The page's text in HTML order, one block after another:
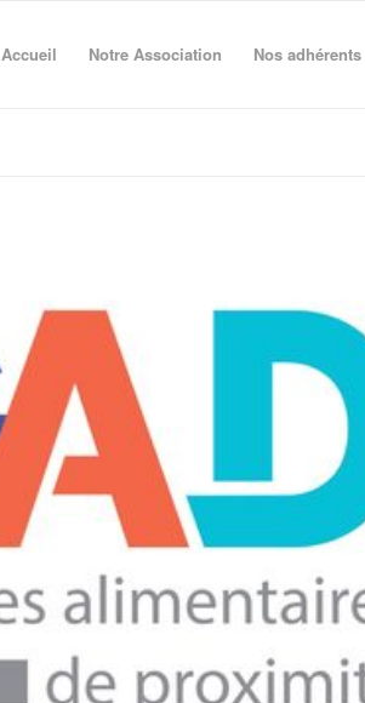
Accueil Notre Association Nos adhérents